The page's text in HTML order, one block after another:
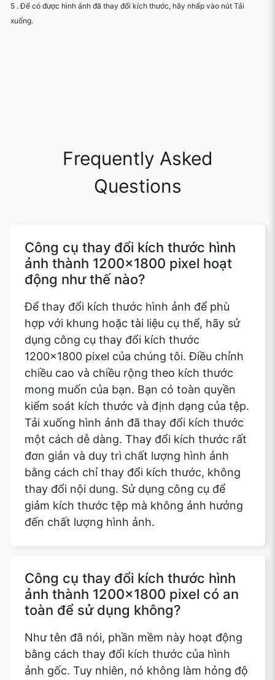
5 . Để có được hình ảnh đã thay đổi kích thước, hãy nhấp vào nút Tải
xuống.
Frequently Asked
Questions
Công cụ thay đổi kích thước hình
ảnh thành 1200x1800 pixel hoạt
động như thế nào?
Để thay đổi kích thước hình ảnh để phù
hợp với khung hoặc tài liệu cụ thể, hãy sử
dụng công cụ thay đổi kích thước
1200x1800 pixel của chúng tôi. Điều chỉnh
chiều cao và chiều rộng theo kích thước
mong muốn của bạn. Bạn có toàn quyền
kiểm soát kích thước và định dạng của tệp.
Tải xuống hình ảnh đã thay đổi kích thước
một cách dễ dàng. Thay đổi kích thước rất
đơn giản và duy trì chất lượng hình ảnh
bằng cách chỉ thay đổi kích thước, không
thay đổi nội dung. Sử dụng công cụ để
giảm kích thước tệp mà không ảnh hưởng
đến chất lượng hình ảnh.
Công cụ thay đổi kích thước hình
ảnh thành 1200x1800 pixel có an
toàn để sử dụng không?
Như tên đã nói, phần mềm này hoạt động
bằng cách thay đổi kích thước của hình
ảnh gốc. Tuy nhiên, nó không làm hỏng độ